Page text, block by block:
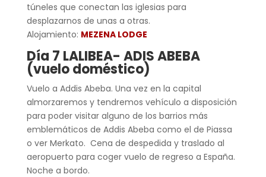
túneles que conectan las iglesias para
desplazarnos de unas a otras.
Alojamiento: MEZENA LODGE
Día 7 LALIBEA- ADIS ABEBA
(vuelo doméstico)
Vuelo a Addis Abeba. Una vez en la capital
almorzaremos y tendremos vehículo a disposición
para poder visitar alguno de los barrios más
emblemáticos de Addis Abeba como el de Piassa
o ver Merkato. Cena de despedida y traslado al
aeropuerto para coger vuelo de regreso a España.
Noche a bordo.